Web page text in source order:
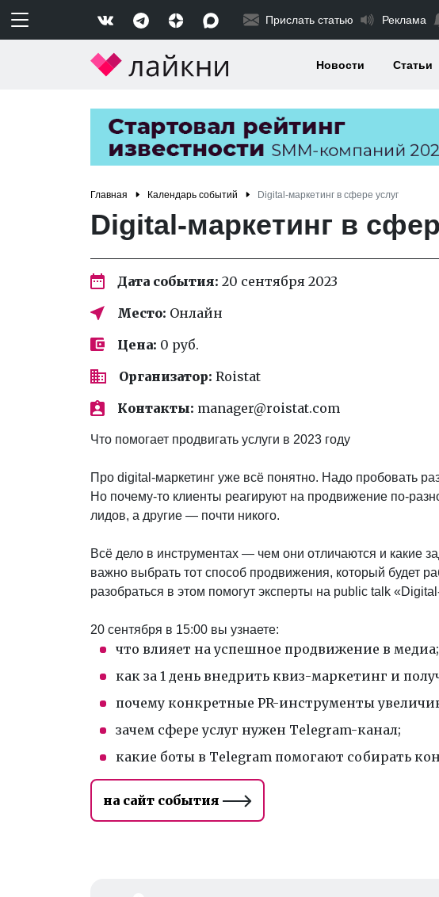
Прислать статью Реклама
Новости Статьи
Главная Календарь событий Digital-маркетинг в сфере услуг
Digital-маркетинг в
Дата события: 20 сентября 2023
Место: Онлайн
Цена: 0 руб.
Организатор: Roistat
Контакты: manager@roistat.com
Что помогает продвигать услуги в 2023 году
Про digital-маркетинг уже всё понятно. Надо пробовать
Но почему-то клиенты реагируют на продвижение по-
лидов, а другие — почти никого.
Всё дело в инструментах — чем они отличаются и какие
важно выбрать тот способ продвижения, который будет
разобраться в этом помогут эксперты на public talk
20 сентября в 15:00 вы узнаете:
что влияет на успешное продвижение в медиа;
как за 1 день внедрить квиз-маркетинг и
почему конкретные PR-инструменты
зачем сфере услуг нужен Telegram-канал;
какие боты в Telegram помогают собирать
на сайт события